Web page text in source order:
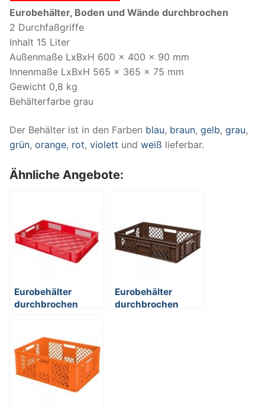
Eurobehälter, Boden und Wände durchbrochen
2 Durchfaßgriffe
Inhalt 15 Liter
Außenmaße LxBxH 600 x 400 x 90 mm
Innenmaße LxBxH 565 x 365 x 75 mm
Gewicht 0,8 kg
Behälterfarbe grau
Der Behälter ist in den Farben blau, braun, gelb, grau,
grün, orange, rot, violett und weiß lieferbar.
Ähnliche Angebote:
Eurobehälter
durchbrochen
LxBxH 600 x 400 x
90 mm, 15 Liter, rot
Eurobehälter
durchbrochen